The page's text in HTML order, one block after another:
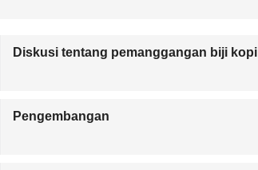
Diskusi tentang pemanggangan biji kopi
Pengembangan